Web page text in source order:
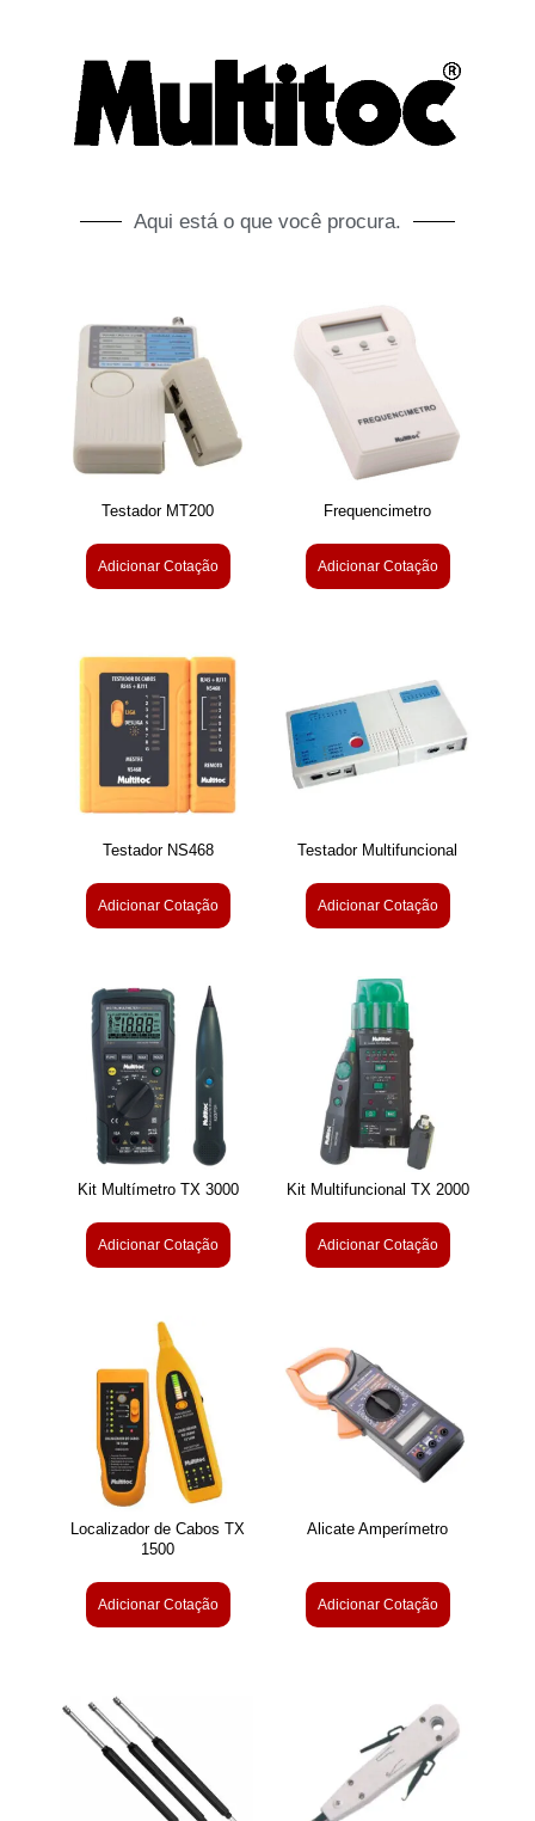
Aqui está o que você procura.
Testador MT200
Adicionar Cotação
Frequencimetro
Adicionar Cotação
Testador NS468
Adicionar Cotação
Testador Multifuncional
Adicionar Cotação
Kit Multímetro TX 3000
Adicionar Cotação
Kit Multifuncional TX 2000
Adicionar Cotação
Localizador de Cabos TX
1500
Adicionar Cotação
Alicate Amperímetro
Adicionar Cotação